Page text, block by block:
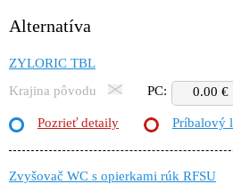
Alternatíva
ZYLORIC TBL
Krajina pôvodu
PC: 0.00 €
Pozrieť detaily Príbalový
Zvyšovač WC s opierkami rúk RFSU